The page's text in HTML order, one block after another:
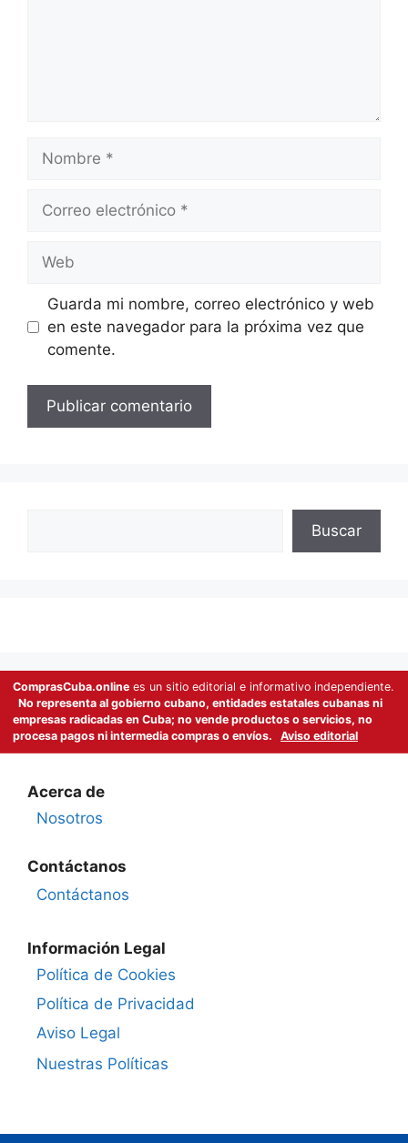
Nombre
Correo
Web
Guarda mi nombre, correo electrónico y web
en este navegador para la próxima vez que
comente.
Buscar
ComprasCuba.online es un sitio editorial e informativo independiente.
No representa al gobierno cubano, entidades estatales cubanas ni
empresas radicadas en Cuba; no vende productos o servicios, no
procesa pagos ni intermedia compras o envíos.
Aviso editorial
Acerca de
Nosotros
Contáctanos
Contáctanos
Información Legal
Política de Cookies
Política de Privacidad
Aviso Legal
Nuestras Políticas